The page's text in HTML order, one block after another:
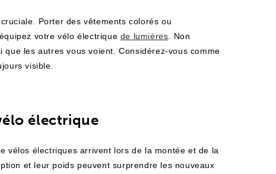
Porter des vêtements colorés ou
votre vélo électrique de lumières . Non
les autres vous voient. Considérez-vous comme
visible.
électrique
vélos électriques arrivent lors de la montée et de la
et leur poids peuvent surprendre les nouveaux